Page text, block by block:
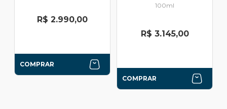
R$ 2.990,00
COMPRAR
100ml
R$ 3.145,00
COMPRAR